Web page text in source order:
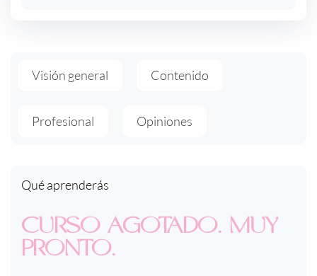
Visión general Contenido
Profesional Opiniones
Qué aprenderás
CURSO AGOTADO. MUY
PRONTO.